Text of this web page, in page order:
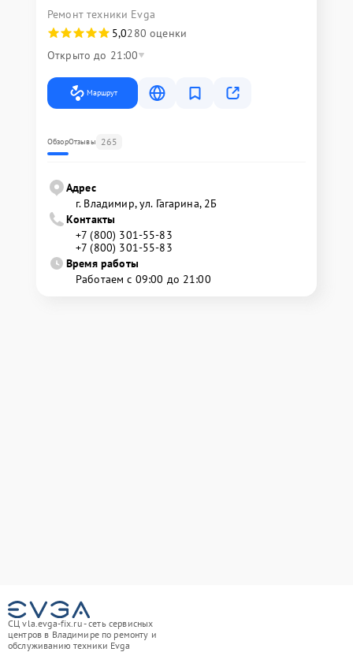
Ремонт техники Evga
5,0280 оценки
Открыто до 21:00
Маршрут
ОбзорОтзывы 265
Адрес
г. Владимир, ул. Гагарина, 2Б
Контакты
+7 (800) 301-55-83
+7 (800) 301-55-83
Время работы
Работаем с 09:00 до 21:00
СЦ vla.evga-fix.ru - сеть сервисных
центров в Владимире по ремонту и
обслуживанию техники Evga